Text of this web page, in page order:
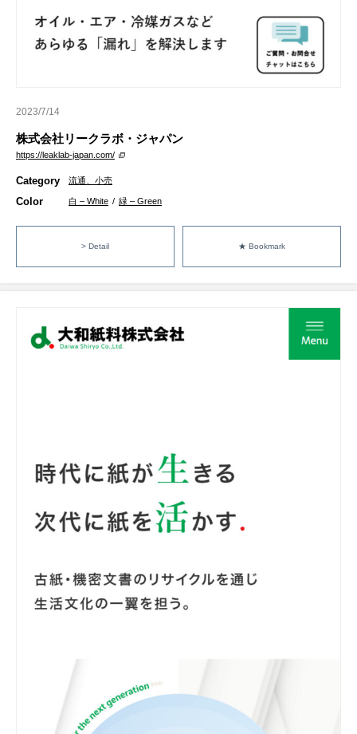
2023/7/14
株式会社リークラボ・ジャパン
https://leaklab-japan.com/
Category 流通、小売
Color 白 – White / 緑 – Green
> Detail ★ Bookmark